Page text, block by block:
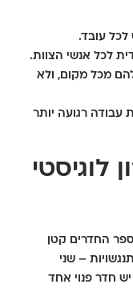
לכל עובד.
לכל אנשי הצוות.
מכל מקום, ולא
עבודה רגועה יותר
לוגיסטי
החדרים קטן
– שני
חדר פנוי אחד